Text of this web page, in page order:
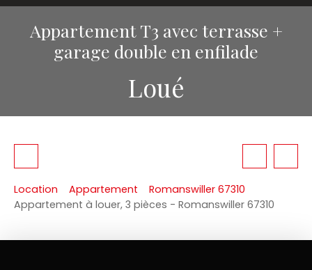
Appartement T3 avec terrasse +
garage double en enfilade
Loué
Location Appartement
Romanswiller 67310
Appartement à louer, 3 pièces - Romanswiller 67310